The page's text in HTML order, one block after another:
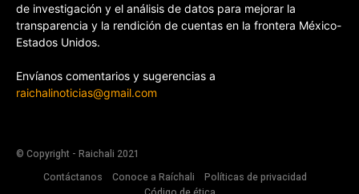
de investigación y el análisis de datos para mejorar la
transparencia y la rendición de cuentas en la frontera México-
Estados Unidos.
Envíanos comentarios y sugerencias a
raichalinoticias@gmail.com
© Copyright - Raichali 2021
Contáctanos
Conoce a Raíchali
Políticas de privacidad